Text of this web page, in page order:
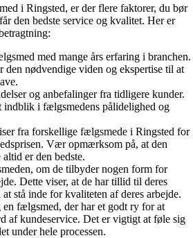
i Ringsted, er der flere faktorer, du bør
den bedste service og kvalitet. Her er
med mange års erfaring i branchen.
den nødvendige viden og ekspertise til at
og anbefalinger fra tidligere kunder.
indblik i fælgsmedens pålidelighed og
fra forskellige fælgsmede i Ringsted for
Vær opmærksom på, at den
er den bedste.
om de tilbyder nogen form for
Dette viser, at de har tillid til deres
stå inde for kvaliteten af deres arbejde.
fælgsmed, der har et godt ry for at
af kundeservice. Det er vigtigt at føle sig
under hele processen.